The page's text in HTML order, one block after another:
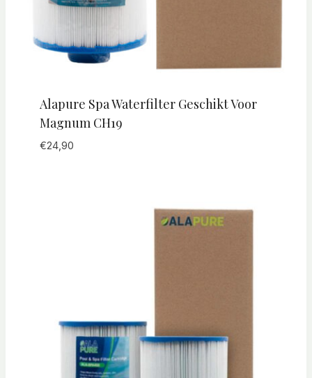
Alapure Spa Waterfilter Geschikt Voor
Magnum CH19
€24,90